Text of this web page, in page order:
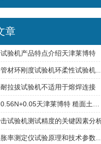
章
验机产品特点介绍天津莱博特
热塑性塑料管材环刚度试验机环柔性试验机压缩空间参数说明
拉拔试验机不适用于熔焊连接
试验机测试精度的关键因素分